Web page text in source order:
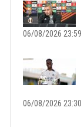
06/08/2026 23:59
06/08/2026 23:30